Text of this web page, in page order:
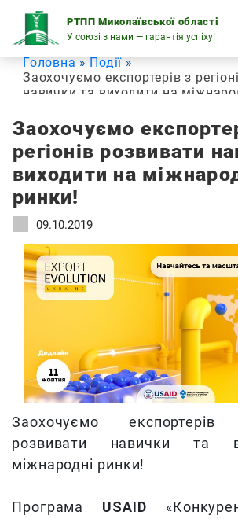
РТПП Миколаївської області
У союзі з нами — гарантія успіху!
content
Головна
Події
Заохочуємо експортерів з
навички та виходити на
Заохочуємо
регіонів розвивати
виходити на
ринки!
09.10.2019
Заохочуємо
розвивати навички та
міжнародні ринки!
Програма USAID